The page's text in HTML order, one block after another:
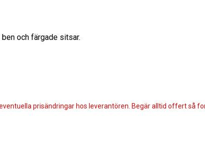
och färgade sitsar.
prisändringar hos leverantören. Begär alltid offert så